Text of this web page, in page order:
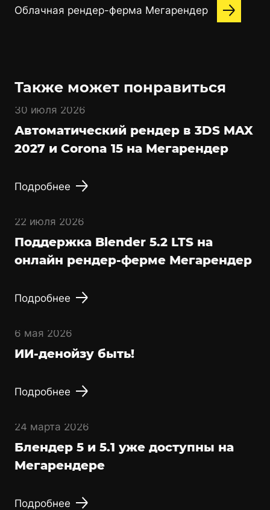
Облачная рендер-ферма Мегарендер
Также может понравиться
30 июля 2026
Автоматический рендер в 3DS MAX
2027 и Corona 15 на Мегарендер
Подробнее
22 июля 2026
Поддержка Blender 5.2 LTS на
онлайн рендер-ферме Мегарендер
Подробнее
6 мая 2026
ИИ-денойзу быть!
Подробнее
24 марта 2026
Блендер 5 и 5.1 уже доступны на
Мегарендере
Подробнее